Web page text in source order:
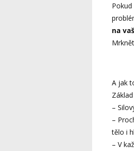
na
A jak
–
–
tělo i
– V